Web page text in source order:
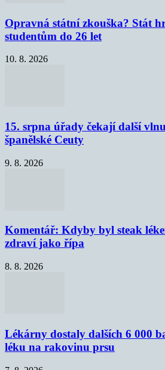
Opravná státní zkouška? Stát
studentům do 26 let
10. 8. 2026
15. srpna úřady čekají další
španělské Ceuty
9. 8. 2026
Komentář: Kdyby byl steak
zdraví jako řípa
8. 8. 2026
Lékárny dostaly dalších 6 000
léku na rakovinu prsu